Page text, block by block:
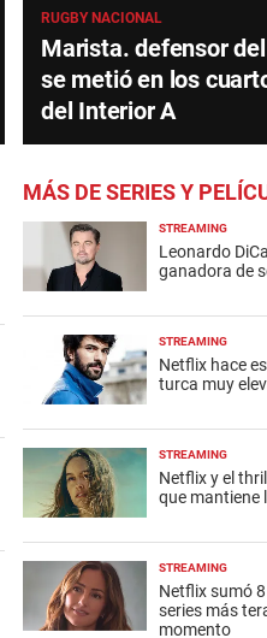
RUGBY NACIONAL
Marista. defensor
se metió en los
del Interior A
MÁS DE SERIES Y
STREAMING
Leonardo
ganadora de
STREAMING
Netflix hace
turca muy
STREAMING
Netflix y el
que mantiene
STREAMING
Netflix sumó
series más
momento